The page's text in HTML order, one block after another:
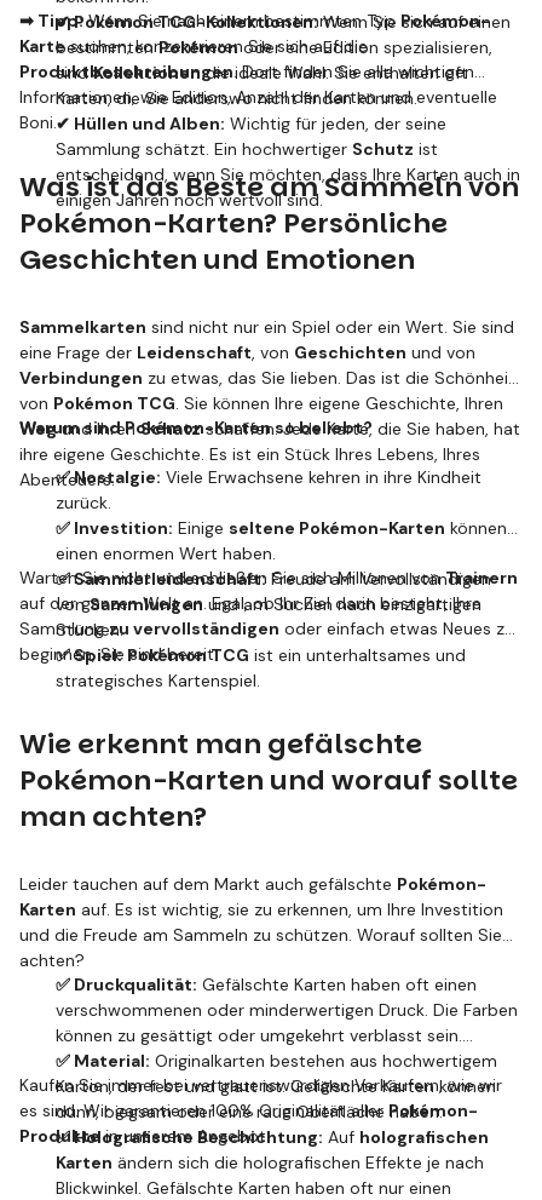
✔ Pokémon TCG-Kollektionen:Wenn Sie sich auf einen
bestimmtenPokémonoder eine Edition spezialisieren,
sindKollektionendie ideale Wahl. Sie enthalten oft
Karten, die Sie anderswo nicht finden können.
✔ Hüllen und Alben: Wichtig für jeden, der seine
Sammlung schätzt. Ein hochwertiger Schutz ist
entscheidend, wenn Sie möchten, dass Ihre Karten auch in
einigen Jahren noch wertvoll sind.
➡ Tipp:Wenn Sie nach einem bestimmten Typ Pokémon-
Kartesuchen, konzentrieren Sie sich auf die
Produktbeschreibungen. Dort finden Sie alle wichtigen
Informationen, wie Edition, Anzahl der Karten und eventuelle
Boni.
Was ist das Beste am Sammeln von
Pokémon-Karten? Persönliche
Geschichten und Emotionen
Sammelkarten sind nicht nur ein Spiel oder ein Wert. Sie sind
eine Frage der Leidenschaft, von Geschichten und von
Verbindungen zu etwas, das Sie lieben. Das ist die Schönheit
von Pokémon TCG. Sie können Ihre eigene Geschichte, Ihren
Wegund IhrenSchatzschaffen. Jede Karte, die Sie haben, hat
ihre eigene Geschichte. Es ist ein Stück Ihres Lebens, Ihres
Abenteuers.
Warum sind Pokémon-Karten so beliebt?
✅ Nostalgie: Viele Erwachsene kehren in ihre Kindheit
zurück.
✅ Investition: Einige seltene Pokémon-Karten können
einen enormen Wert haben.
✅ Sammlerleidenschaft: Freude am Vervollständigen
vonSammlungenund am Suchen nach einzigartigen
Stücken.
✅ Spiel: Pokémon TCG ist ein unterhaltsames und
strategisches Kartenspiel.
Warten Sie nicht und schließen Sie sich Millionen vonTrainern
auf der ganzen Welt an. Egal, ob Ihr Ziel darin besteht, Ihre
Sammlungzu vervollständigen oder einfach etwas Neues zu
beginnen, Sie sind bereit.
Wie erkennt man gefälschte
Pokémon-Karten und worauf sollte
man achten?
Leider tauchen auf dem Markt auch gefälschte Pokémon-
Karten auf. Es ist wichtig, sie zu erkennen, um Ihre Investition
und die Freude am Sammeln zu schützen. Worauf sollten Sie
achten?
✅ Druckqualität: Gefälschte Karten haben oft einen
verschwommenen oder minderwertigen Druck. Die Farben
können zu gesättigt oder umgekehrt verblasst sein.
✅ Material: Originalkarten bestehen aus hochwertigem
Karton, der fest und glatt ist. Gefälschte Karten können
dünn, biegsam oder eine raue Oberfläche haben.
✅ Holografische Beschichtung: Auf holografischen
Karten ändern sich die holografischen Effekte je nach
Blickwinkel. Gefälschte Karten haben oft nur einen
Kaufen Sie immer bei vertrauenswürdigen Verkäufern, wie wir
es sind. Wir garantieren 100% Originalität aller Pokémon-
Produktein unserem Angebot.